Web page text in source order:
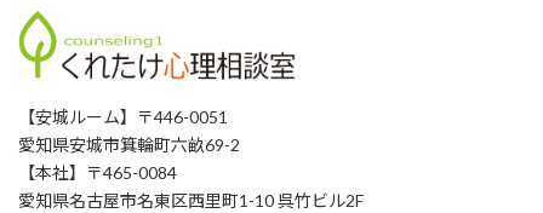
【安城ルーム】〒446-0051
愛知県安城市箕輪町六畝69-2
【本社】〒465-0084
愛知県名古屋市名東区西里町1-10 呉竹ビル2F